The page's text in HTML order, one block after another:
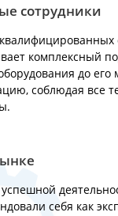
сотрудники
комплексный
до его
соблюдая все
успешной
себя как